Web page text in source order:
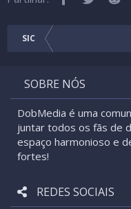
SIC
SOBRE NÓS
DobMedia é uma
juntar todos os fãs de
espaço harmonioso e
fortes!
REDES SOCIAIS